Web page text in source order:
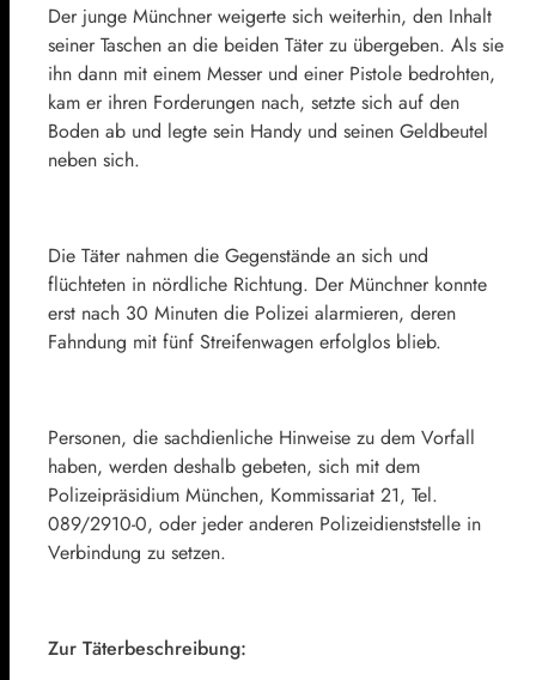
Der junge Münchner weigerte sich weiterhin, den Inhalt
seiner Taschen an die beiden Täter zu übergeben. Als sie
ihn dann mit einem Messer und einer Pistole bedrohten,
kam er ihren Forderungen nach, setzte sich auf den
Boden ab und legte sein Handy und seinen Geldbeutel
neben sich.
Die Täter nahmen die Gegenstände an sich und
flüchteten in nördliche Richtung. Der Münchner konnte
erst nach 30 Minuten die Polizei alarmieren, deren
Fahndung mit fünf Streifenwagen erfolglos blieb.
Personen, die sachdienliche Hinweise zu dem Vorfall
haben, werden deshalb gebeten, sich mit dem
Polizeipräsidium München, Kommissariat 21, Tel.
089/2910-0, oder jeder anderen Polizeidienststelle in
Verbindung zu setzen.
Zur Täterbeschreibung: